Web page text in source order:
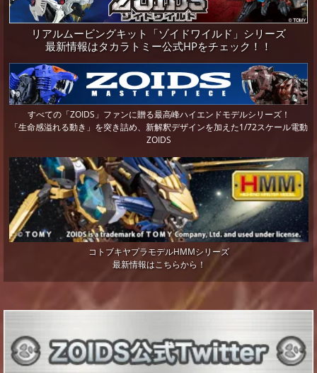
リアルムービングキット「ゾイドワイルド」シリーズ
最新情報はタカラトミー公式HPをチェック！！
すべての「ZOIDS」ファンに贈る最高峰ハイエンドモデルシリーズ！
「生命感溢れる動き」を突き詰め、新解釈デザインを加えた1/72スケール電動
ZOIDS
コトブキヤプラモデルHMMシリーズ
最新情報はこちらから！